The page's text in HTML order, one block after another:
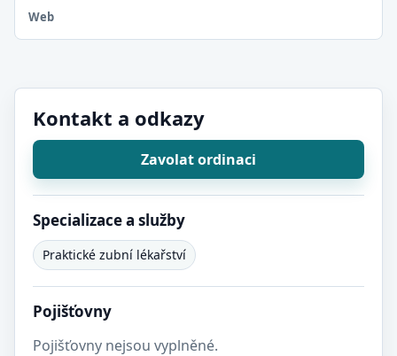
Web
Kontakt a odkazy
Zavolat ordinaci
Specializace a služby
Praktické zubní lékařství
Pojišťovny
Pojišťovny nejsou vyplněné.